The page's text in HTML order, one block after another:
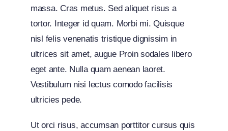
massa. Cras metus. Sed aliquet risus a
tortor. Integer id quam. Morbi mi. Quisque
nisl felis venenatis tristique dignissim in
ultrices sit amet, augue Proin sodales libero
eget ante. Nulla quam aenean laoret.
Vestibulum nisi lectus comodo facilisis
ultricies pede.
Ut orci risus, accumsan porttitor cursus quis